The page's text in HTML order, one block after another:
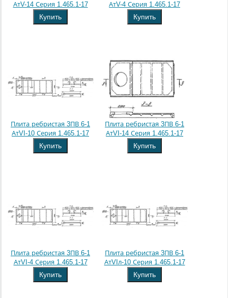
АтV-14 Серия 1.465.1-17
Купить
АтV-4 Серия 1.465.1-17
Купить
Плита ребристая 3ПВ 6-1
АтVI-10 Серия 1.465.1-17
Купить
Плита ребристая 3ПВ 6-1
АтVI-14 Серия 1.465.1-17
Купить
Плита ребристая 3ПВ 6-1
АтVI-4 Серия 1.465.1-17
Купить
Плита ребристая 3ПВ 6-1
АтVIл-10 Серия 1.465.1-17
Купить